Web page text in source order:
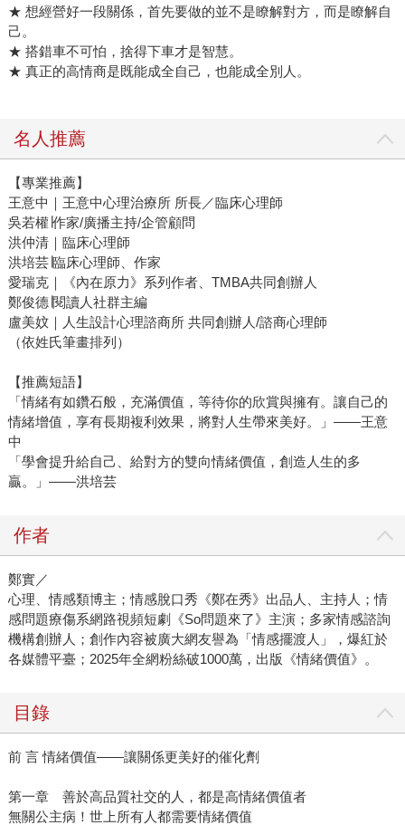
★ 想經營好一段關係，首先要做的並不是瞭解對方，而是瞭解自
己。
★ 搭錯車不可怕，捨得下車才是智慧。
★ 真正的高情商是既能成全自己，也能成全別人。
名人推薦
【專業推薦】
王意中｜王意中心理治療所 所長／臨床心理師
吳若權∣作家/廣播主持/企管顧問
洪仲清｜臨床心理師
洪培芸∣臨床心理師、作家
愛瑞克｜《內在原力》系列作者、TMBA共同創辦人
鄭俊德∣閱讀人社群主編
盧美妏｜人生設計心理諮商所 共同創辦人/諮商心理師
（依姓氏筆畫排列）
【推薦短語】
「情緒有如鑽石般，充滿價值，等待你的欣賞與擁有。讓自己的
情緒增值，享有長期複利效果，將對人生帶來美好。」——王意
中
「學會提升給自己、給對方的雙向情緒價值，創造人生的多
贏。」——洪培芸
作者
鄭實／
心理、情感類博主；情感脫口秀《鄭在秀》出品人、主持人；情
感問題療傷系網路視頻短劇《So問題來了》主演；多家情感諮詢
機構創辦人；創作內容被廣大網友譽為「情感擺渡人」，爆紅於
各媒體平臺；2025年全網粉絲破1000萬，出版《情緒價值》。
目錄
前 言 情緒價值——讓關係更美好的催化劑
第一章 善於高品質社交的人，都是高情緒價值者
無關公主病！世上所有人都需要情緒價值